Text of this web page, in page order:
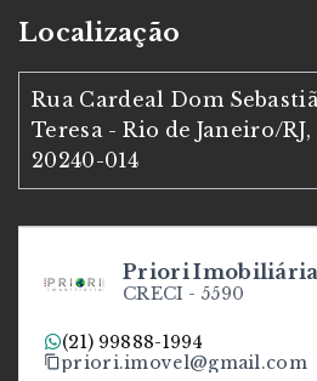
Priori Imobiliária
CRECI - 5590
(21) 99888-1994
priori.imovel@gmail.com
Localização
Rua Cardeal Dom
Teresa - Rio de Janeiro/
20240-014